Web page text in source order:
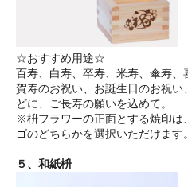
☆おすすめ用途☆
百寿、白寿、卒寿、米寿、傘寿
賀寿のお祝い、お誕生日のお祝
どに、ご長寿の願いを込めて。
※枡フラワーの正面とする焼印は
ゴのどちらかを選択いただけます。
５、和紙枡